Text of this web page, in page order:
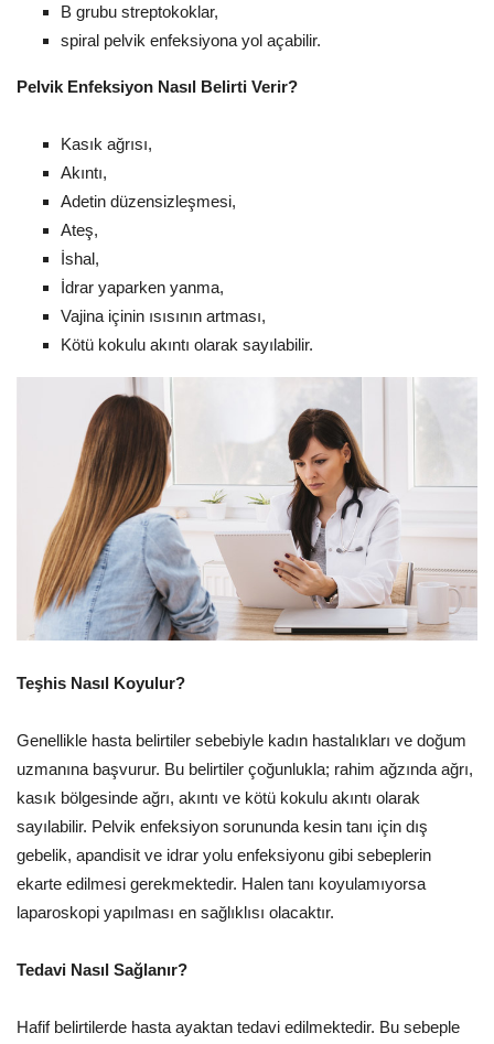
B grubu streptokoklar,
spiral pelvik enfeksiyona yol açabilir.
Pelvik Enfeksiyon Nasıl Belirti Verir?
Kasık ağrısı,
Akıntı,
Adetin düzensizleşmesi,
Ateş,
İshal,
İdrar yaparken yanma,
Vajina içinin ısısının artması,
Kötü kokulu akıntı olarak sayılabilir.
Teşhis Nasıl Koyulur?
Genellikle hasta belirtiler sebebiyle kadın hastalıkları ve doğum
uzmanına başvurur. Bu belirtiler çoğunlukla; rahim ağzında ağrı,
kasık bölgesinde ağrı, akıntı ve kötü kokulu akıntı olarak
sayılabilir. Pelvik enfeksiyon sorununda kesin tanı için dış
gebelik, apandisit ve idrar yolu enfeksiyonu gibi sebeplerin
ekarte edilmesi gerekmektedir. Halen tanı koyulamıyorsa
laparoskopi yapılması en sağlıklısı olacaktır.
Tedavi Nasıl Sağlanır?
Hafif belirtilerde hasta ayaktan tedavi edilmektedir. Bu sebeple